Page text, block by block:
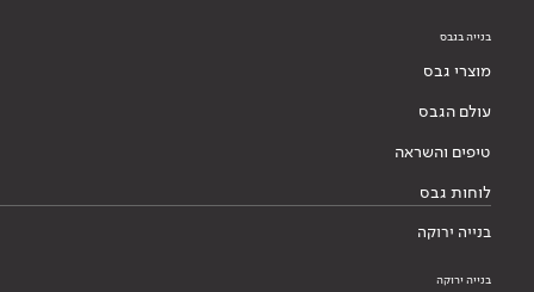
בנייה בגבס
מוצרי גבס
עולם הגבס
טיפים והשראה
לוחות גבס
בנייה ירוקה
בנייה ירוקה